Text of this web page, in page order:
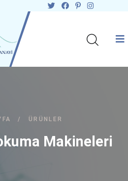
/ ÜRÜNLER
Makineleri